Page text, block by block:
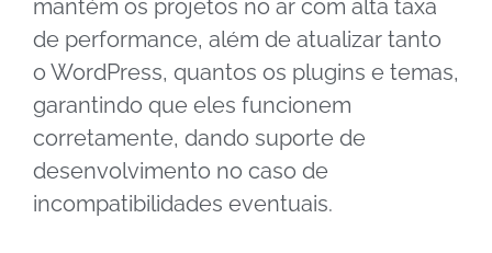
mantém os projetos no ar com alta taxa
de performance, além de atualizar tanto
o WordPress, quantos os plugins e temas,
garantindo que eles funcionem
corretamente, dando suporte de
desenvolvimento no caso de
incompatibilidades eventuais.